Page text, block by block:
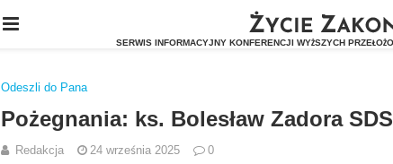
Odeszli do Pana
Pożegnania: ks. Bolesław Zadora SDS
Redakcja 24 września 2025 0